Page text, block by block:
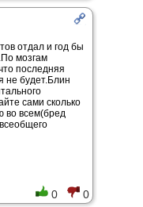
отдал и год бы
мозгам
последняя
не будет.Блин
сами сколько
во всем(бред
0 0